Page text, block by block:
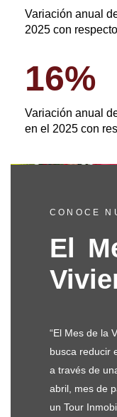
Variación anual
2025 con
Variación anual
en el 2025 con
16%
CONOCE
El
“El Mes de la
busca reducir
a través de
abril, mes de
un Tour